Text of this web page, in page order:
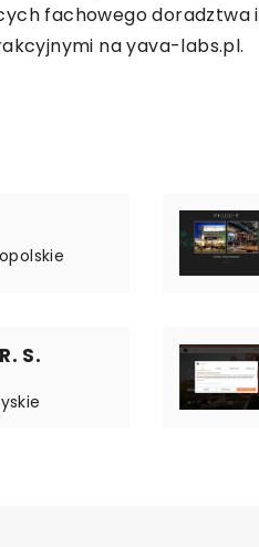
fachowego doradztwa i
na yava-labs.pl.
S.